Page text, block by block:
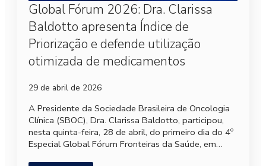
Global Fórum 2026: Dra. Clarissa
Baldotto apresenta Índice de
Priorização e defende utilização
otimizada de medicamentos
29 de abril de 2026
A Presidente da Sociedade Brasileira de Oncologia
Clínica (SBOC), Dra. Clarissa Baldotto, participou,
nesta quinta-feira, 28 de abril, do primeiro dia do 4º
Especial Global Fórum Fronteiras da Saúde, em…